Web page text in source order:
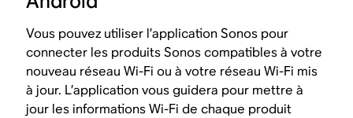
Vous pouvez utiliser l’application Sonos pour
connecter les produits Sonos compatibles à votre
nouveau réseau Wi-Fi ou à votre réseau Wi-Fi mis
à jour. L’application vous guidera pour mettre à
jour les informations Wi-Fi de chaque produit